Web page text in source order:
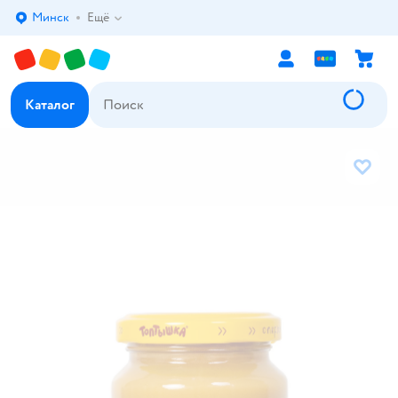
Выбор адреса доставки.
Минск Ещё
Каталог
В